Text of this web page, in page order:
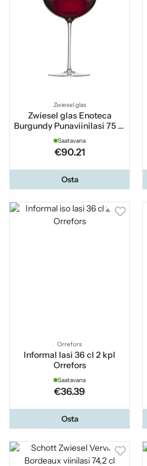
Zwiesel glas
Zwiesel glas Enoteca
Burgundy Punaviinilasi 75 cl
2 kpl
Saatavana
€90.21
Osta
Orrefors
Informal lasi 36 cl 2 kpl
Orrefors
Saatavana
€36.39
Osta